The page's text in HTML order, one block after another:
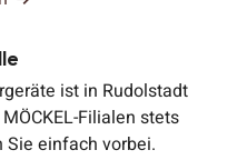
ist in Rudolstadt
Filialen stets
einfach vorbei.